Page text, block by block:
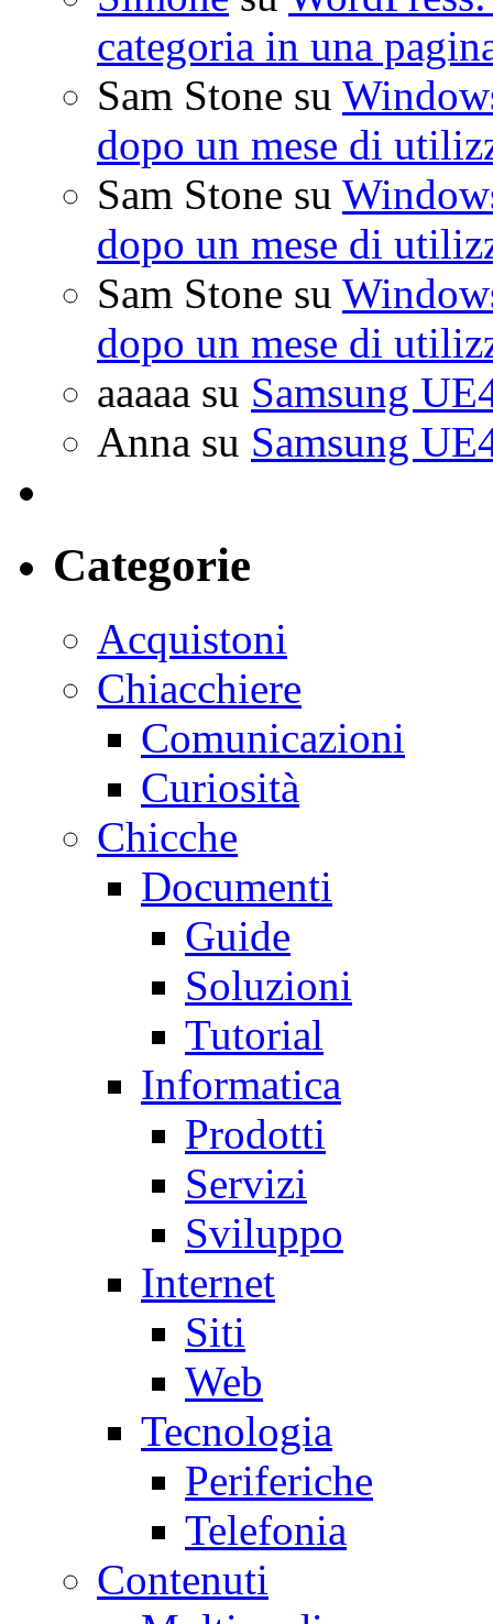
categoria in una
Sam Stone su
dopo un mese di
Sam Stone su
dopo un mese di
Sam Stone su
dopo un mese di
aaaaa su Samsung
Anna su Samsung
Categorie
Acquistoni
Chiacchiere
Comunicazioni
Curiosità
Chicche
Documenti
Guide
Soluzioni
Tutorial
Informatica
Prodotti
Servizi
Sviluppo
Internet
Siti
Web
Tecnologia
Periferiche
Telefonia
Contenuti